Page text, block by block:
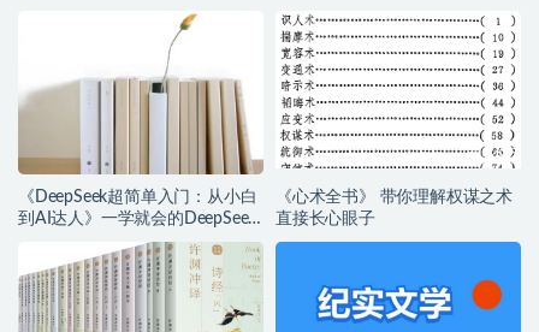
《DeepSeek超简单入门：从小白
到AI达人》一学就会的DeepSeek
《心术全书》 带你理解权谋之术
直接长心眼子